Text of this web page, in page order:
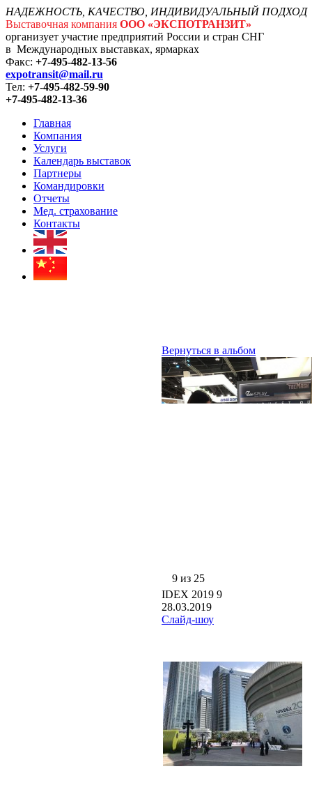
НАДЕЖНОСТЬ, КАЧЕСТВО, ИНДИВИДУАЛЬНЫЙ ПОДХОД
Выставочная компания ООО «ЭКСПОТРАНЗИТ»
организует участие предприятий России и стран СНГ
в Международных выставках, ярмарках
Факс: +7-495-482-13-56
expotransit@mail.ru
Тел: +7-495-482-59-90
+7-495-482-13-36
Главная
Компания
Услуги
Календарь выставок
Партнеры
Командировки
Отчеты
Мед. страхование
Контакты
Вернуться в альбом
9 из 25
IDEX 2019 9
28.03.2019
Слайд-шоу